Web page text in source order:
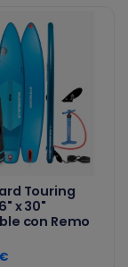
Touring
x 30"
con Remo